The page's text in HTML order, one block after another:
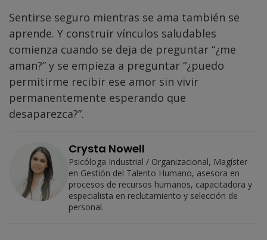
Sentirse seguro mientras se ama también se
aprende. Y construir vínculos saludables
comienza cuando se deja de preguntar “¿me
aman?” y se empieza a preguntar “¿puedo
permitirme recibir ese amor sin vivir
permanentemente esperando que
desaparezca?”.
Crysta Nowell
Psicóloga Industrial / Organizacional, Magíster
en Gestión del Talento Humano, asesora en
procesos de recursos humanos, capacitadora y
especialista en reclutamiento y selección de
personal.